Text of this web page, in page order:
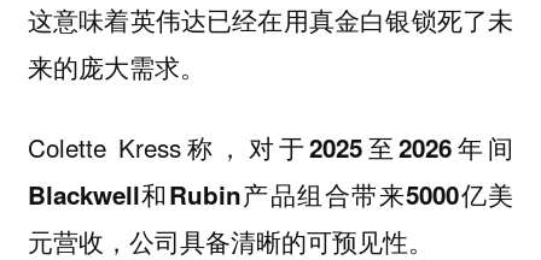
这意味着英伟达已经在用真金白银锁死了未
来的庞大需求。
Colette Kress称， 对于2025至2026年间
Blackwell和Rubin产品组合带来5000亿美
元营收，公司具备清晰的可预见性。